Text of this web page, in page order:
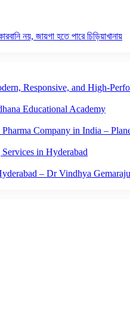
নয়, জায়গা হতে পারে চিড়িয়াখানায়
Responsive, and High-
Educational Academy
Company in India –
in Hyderabad
– Dr Vindhya Gemaraju